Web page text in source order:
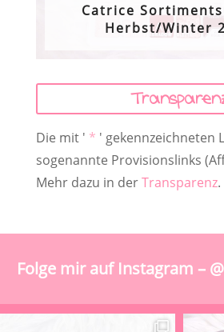
Catrice
Herbst/Winter
Die mit ' * ' gekennzeichneten
sogenannte Provisionslinks
Mehr dazu in derTransparenz.
Folge mir auf Instagram –